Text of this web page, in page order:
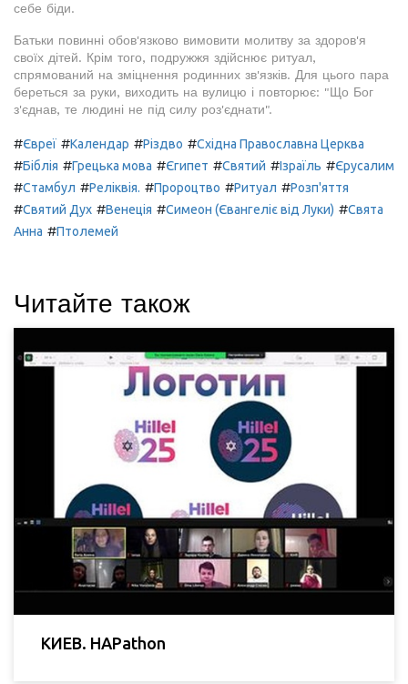
себе біди.
Батьки повинні обов'язково вимовити молитву за здоров'я
своїх дітей. Крім того, подружжя здійснює ритуал,
спрямований на зміцнення родинних зв'язків. Для цього пара
береться за руки, виходить на вулицю і повторює: "Що Бог
з'єднав, те людині не під силу роз'єднати".
#Євреї #Календар #Різдво #Східна Православна Церква
#Біблія #Грецька мова #Єгипет #Святий #Ізраїль #Єрусалим
#Стамбул #Реліквія. #Пророцтво #Ритуал #Розп'яття
#Святий Дух #Венеція #Симеон (Євангеліє від Луки) #Свята
Анна #Птолемей
Читайте також
КИЕВ. HAPathon